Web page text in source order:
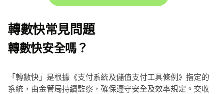
轉數快常見問題
轉數快安全嗎？
「轉數快」是根據《支付系統及儲值支付工具條例》指定的
系統，由金管局持續監察，確保遵守安全及效率規定。交收